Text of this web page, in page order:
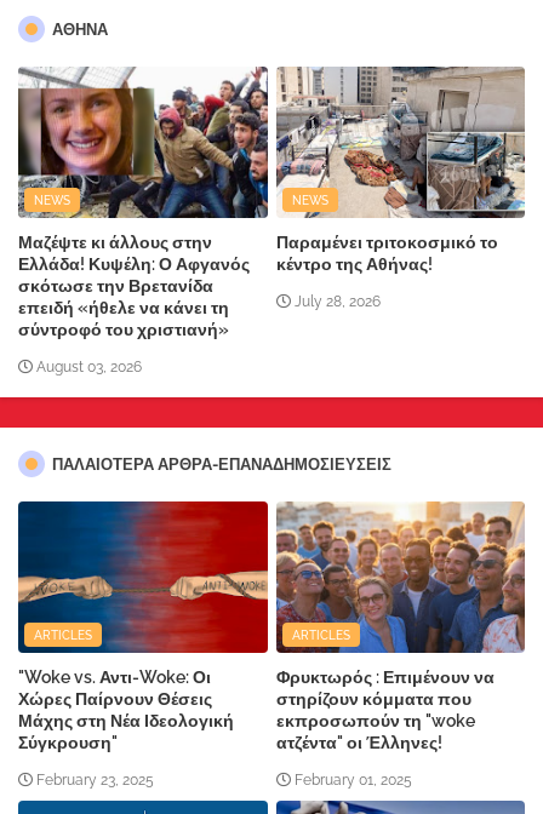
ΑΘΗΝΑ
NEWS
Μαζέψτε κι άλλους στην
Ελλάδα! Κυψέλη: Ο Αφγανός
σκότωσε την Βρετανίδα
επειδή «ήθελε να κάνει τη
σύντροφό του χριστιανή»
August 03, 2026
NEWS
Παραμένει τριτοκοσμικό το
κέντρο της Αθήνας!
July 28, 2026
ΠΑΛΑΙΟΤΕΡΑ ΑΡΘΡΑ-ΕΠΑΝΑΔΗΜΟΣΙΕΥΣΕΙΣ
ARTICLES
"Woke vs. Αντι-Woke: Οι
Χώρες Παίρνουν Θέσεις
Μάχης στη Νέα Ιδεολογική
Σύγκρουση"
February 23, 2025
ARTICLES
Φρυκτωρός : Επιμένουν να
στηρίζουν κόμματα που
εκπροσωπούν τη "woke
ατζέντα" οι Έλληνες!
February 01, 2025